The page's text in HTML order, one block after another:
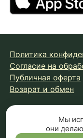
Политика
Согласие на
Публичная оферта
Возврат и обмен
© 2026 Fungiline —
Копирование
Мы
они